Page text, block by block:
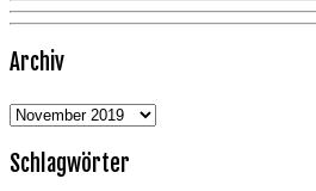
Archiv
Archiv
Schlagwörter